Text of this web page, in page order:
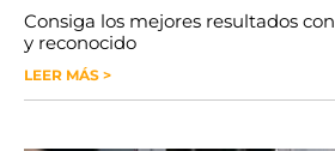
Consiga los mejores resultados
y reconocido
LEER MÁS >